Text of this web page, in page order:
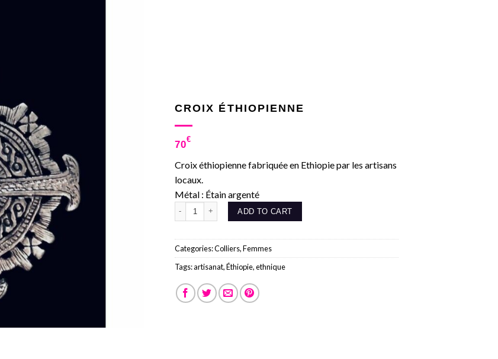
CROIX ÉTHIOPIENNE
70€
Croix éthiopienne fabriquée en Ethiopie par les artisans
locaux.
Métal : Étain argenté
Croix éthiopienne quantity
ADD TO CART
Categories:Colliers,Femmes
Tags:artisanat,Éthiopie,ethnique